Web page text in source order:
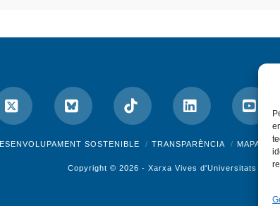
X Bluesky Tiktok LinkedIn
SOSTENIBLE TRANSPARÈNCIA MAPA
Copyright © 2026 - Xarxa Vives d'Universitats